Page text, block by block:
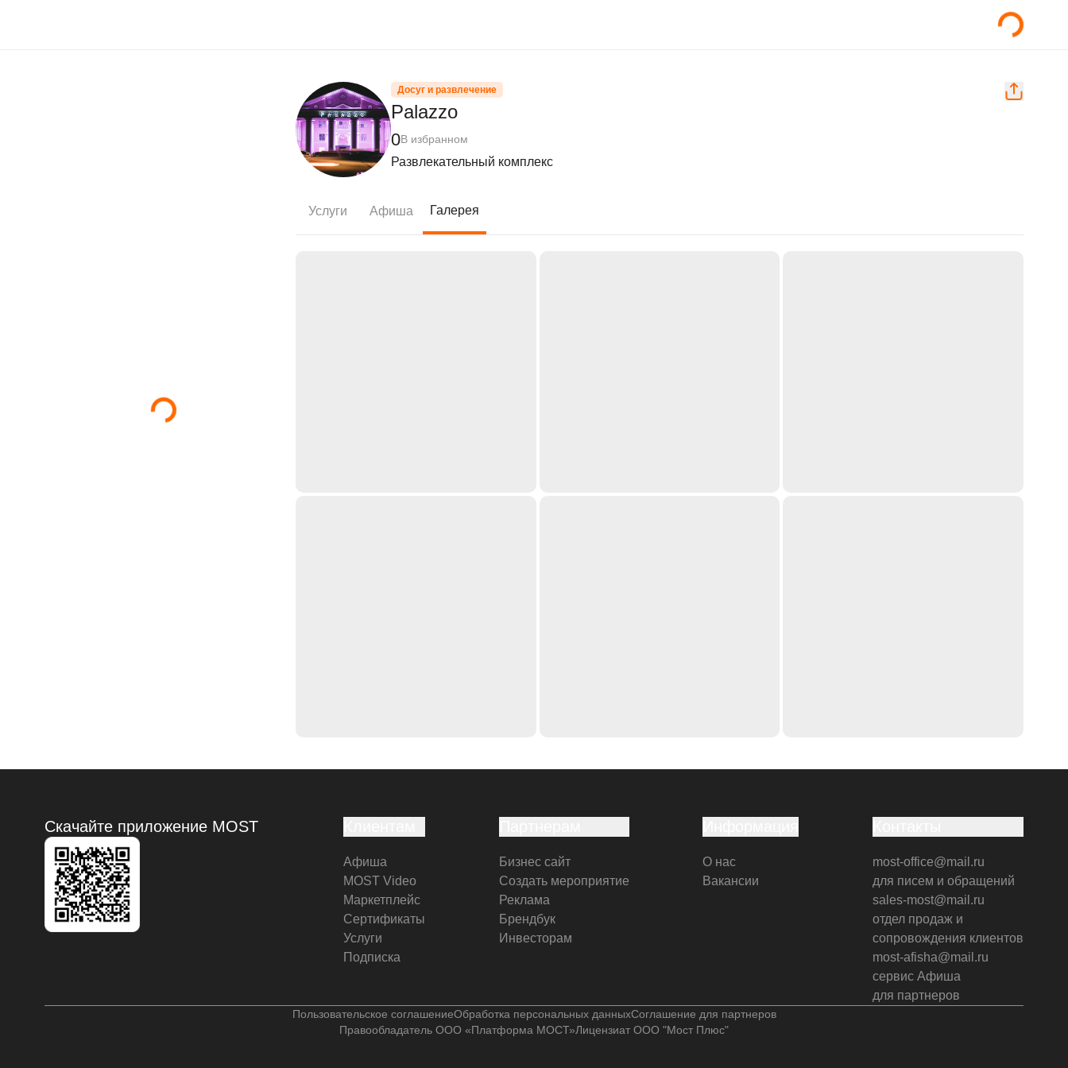
Досуг и развлечение
Palazzo
0В избранном
Развлекательный комплекс
Услуги Афиша Галерея
Скачайте приложение MOST
Афиша
MOST Video
Маркетплейс
Сертификаты
Услуги
Подписка
Бизнес сайт
Создать мероприятие
Реклама
Брендбук
Инвесторам
О нас
Вакансии
most-office@mail.ru
для писем и обращений
sales-most@mail.ru
отдел продаж и
сопровождения клиентов
most-afisha@mail.ru
сервис Афиша
для партнеров
Пользовательское соглашениеОбработка персональных данныхСоглашение для партнеров
Правообладатель ООО «Платформа МОСТ»Лицензиат ООО "Мост Плюс"